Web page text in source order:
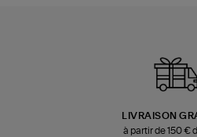
LIVRAISON
à partir de 150 €